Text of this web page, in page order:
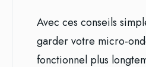
Avec ces conseils
garder votre micro-
fonctionnel plus